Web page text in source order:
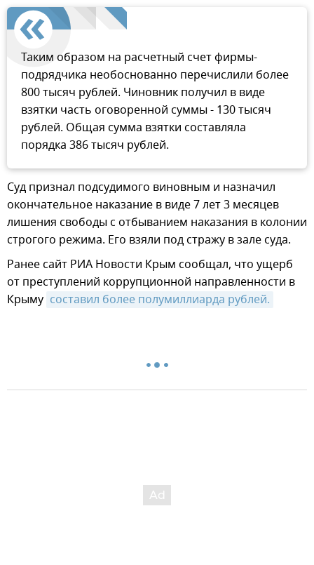
Таким образом на расчетный счет фирмы-
подрядчика необоснованно перечислили более
800 тысяч рублей. Чиновник получил в виде
взятки часть оговоренной суммы - 130 тысяч
рублей. Общая сумма взятки составляла
порядка 386 тысяч рублей.
Суд признал подсудимого виновным и назначил
окончательное наказание в виде 7 лет 3 месяцев
лишения свободы с отбыванием наказания в колонии
строгого режима. Его взяли под стражу в зале суда.
Ранее сайт РИА Новости Крым сообщал, что ущерб
от преступлений коррупционной направленности в
Крыму составил более полумиллиарда рублей.